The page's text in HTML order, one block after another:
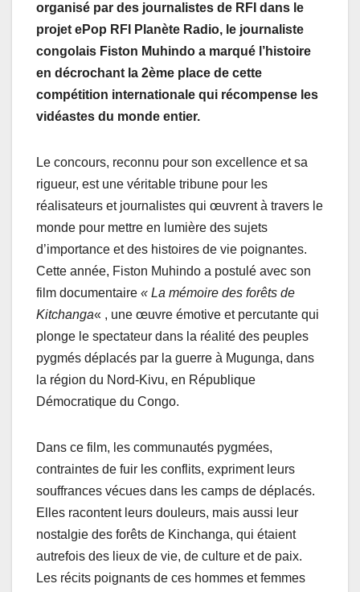
organisé par des journalistes de RFI dans le
projet ePop RFI Planète Radio, le journaliste
congolais Fiston Muhindo a marqué l’histoire
en décrochant la 2ème place de cette
compétition internationale qui récompense les
vidéastes du monde entier.
Le concours, reconnu pour son excellence et sa
rigueur, est une véritable tribune pour les
réalisateurs et journalistes qui œuvrent à travers le
monde pour mettre en lumière des sujets
d’importance et des histoires de vie poignantes.
Cette année, Fiston Muhindo a postulé avec son
film documentaire « La mémoire des forêts de
Kitchanga« , une œuvre émotive et percutante qui
plonge le spectateur dans la réalité des peuples
pygmés déplacés par la guerre à Mugunga, dans
la région du Nord-Kivu, en République
Démocratique du Congo.
Dans ce film, les communautés pygmées,
contraintes de fuir les conflits, expriment leurs
souffrances vécues dans les camps de déplacés.
Elles racontent leurs douleurs, mais aussi leur
nostalgie des forêts de Kinchanga, qui étaient
autrefois des lieux de vie, de culture et de paix.
Les récits poignants de ces hommes et femmes